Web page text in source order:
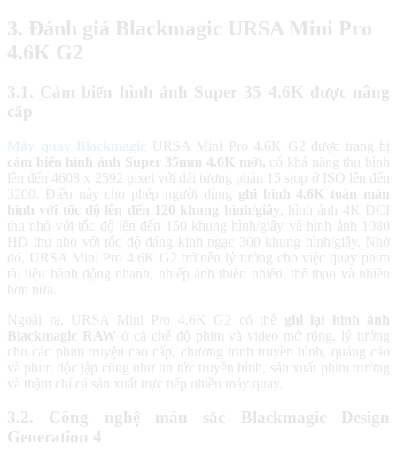
3. Đánh giá Blackmagic URSA Mini Pro
4.6K G2
3.1. Cảm biến hình ảnh Super 35 4.6K được nâng
cấp
URSA Mini Pro 4.6K G2 được trang bị
cảm biến hình ảnh Super 35mm 4.6K mới, có khả năng thu hình
lên đến 4608 x 2592 pixel với dải tương phản 15 stop ở ISO lên đến
3200. Điều này cho phép người dùng ghi hình 4.6K toàn màn
hình với tốc độ lên đến 120 khung hình/giây
, hình ảnh 4K DCI
thu nhỏ với tốc độ lên đến 150 khung hình/giây và hình ảnh 1080
HD thu nhỏ với tốc độ đáng kinh ngạc 300 khung hình/giây. Nhờ
đó, URSA Mini Pro 4.6K G2 trở nên lý tưởng cho việc quay phim
tài liệu hành động nhanh, nhiếp ảnh thiên nhiên, thể thao và nhiều
hơn nữa.
Ngoài ra, URSA Mini Pro 4.6K G2 có thể ghi lại hình ảnh
Blackmagic RAW ở cả chế độ phim và video mở rộng, lý tưởng
cho các phim truyện cao cấp, chương trình truyền hình, quảng cáo
và phim độc lập cũng như tin tức truyền hình, sản xuất phim trường
và thậm chí cả sản xuất trực tiếp nhiều máy quay.
3.2. Công nghệ màu sắc Blackmagic Design
Generation 4